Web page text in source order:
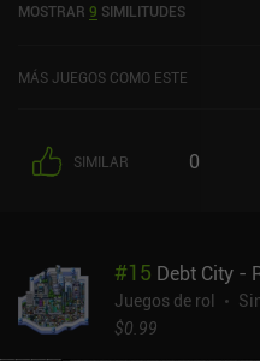
los propios ciudadanos se
batallas por turnos al estilo
que hace que la experiencia sea más
monstruos para que se unan
tengan sentido y estén interconectados.
auténtica aventura, con más de
monstruos que cazar, 300
MOSTRAR 9 SIMILITUDES
MÁS JUEGOS COMO ESTE
SIMILAR 0
#15 Debt City -
Juegos de rol
$0.99